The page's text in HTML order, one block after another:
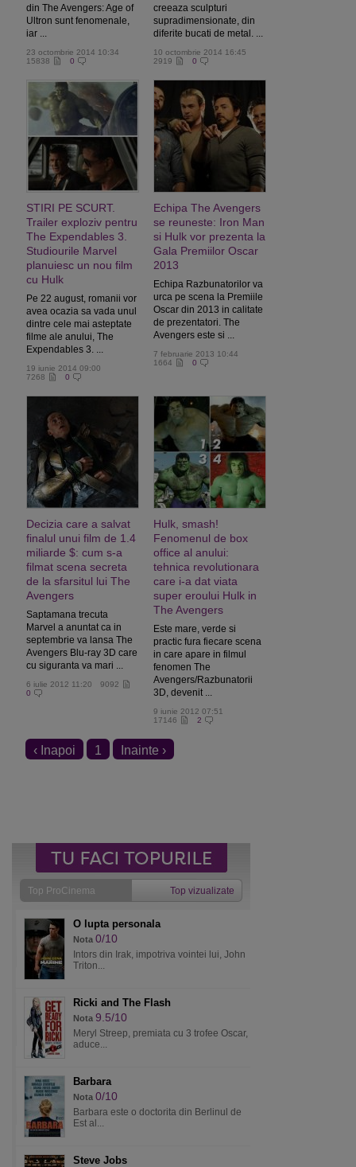
din The Avengers: Age of
Ultron sunt fenomenale,
iar ...
23 octombrie 2014 10:34
15838
0
creeaza sculpturi
supradimensionate, din
diferite bucati de metal. ...
10 octombrie 2014 16:45
2919
0
STIRI PE SCURT.
Trailer exploziv pentru
The Expendables 3.
Studiourile Marvel
planuiesc un nou film
cu Hulk
Pe 22 august, romanii vor
avea ocazia sa vada unul
dintre cele mai asteptate
filme ale anului, The
Expendables 3. ...
19 iunie 2014 09:00
7268
0
Echipa The Avengers
se reuneste: Iron Man
si Hulk vor prezenta la
Gala Premiilor Oscar
2013
Echipa Razbunatorilor va
urca pe scena la Premiile
Oscar din 2013 in calitate
de prezentatori. The
Avengers este si ...
7 februarie 2013 10:44
1664
0
Decizia care a salvat
finalul unui film de 1.4
miliarde $: cum s-a
filmat scena secreta
de la sfarsitul lui The
Avengers
Saptamana trecuta
Marvel a anuntat ca in
septembrie va lansa The
Avengers Blu-ray 3D care
cu siguranta va mari ...
6 iulie 2012 11:20
9092
0
Hulk, smash!
Fenomenul de box
office al anului:
tehnica revolutionara
care i-a dat viata
super eroului Hulk in
The Avengers
Este mare, verde si
practic fura fiecare scena
in care apare in filmul
fenomen The
Avengers/Razbunatorii
3D, devenit ...
9 iunie 2012 07:51
17146
2
‹ Inapoi 1 Inainte ›
Top ProCinema Top vizualizate
O lupta personala
Nota 0/10
Intors din Irak, impotriva vointei lui, John
Triton...
Ricki and The Flash
Nota 9.5/10
Meryl Streep, premiata cu 3 trofee Oscar,
aduce...
Barbara
Nota 0/10
Barbara este o doctorita din Berlinul de
Est al...
Steve Jobs